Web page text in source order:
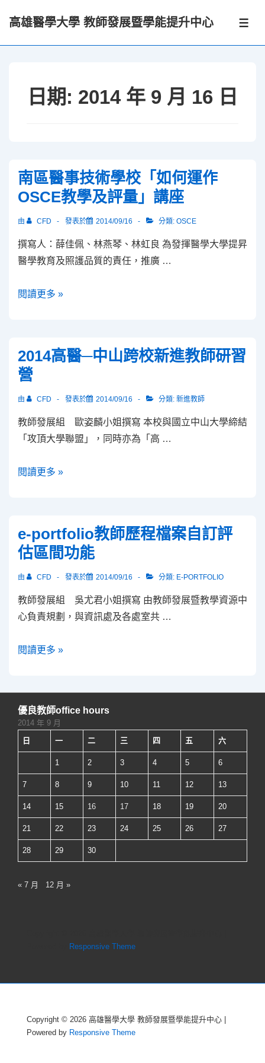
Skip高雄醫學大學 教師發展暨學能提升中心
選
日期: 2014 年 9 月 16 日
南區醫事技術學校「如何運作
OSCE教學及評量」講座
由 CFD 發表於 2014/09/16 分類: OSCE
撰寫人：薛佳佩、林燕琴、林虹良 為發揮醫學大學提昇
醫學教育及照護品質的責任，推廣 …
南
技
術
學
「如
何
作
及
評
量」
閱讀更多 »
2014高醫─中山跨校新進教師研習
營
由 CFD 發表於 2014/09/16 分類: 新進教師
教師發展組 歐姿麟小姐撰寫 本校與國立中山大學締結
「攻頂大學聯盟」，同時亦為「高 …
2014
中
山
跨
新
進
師
營
閱讀更多 »
e-portfolio教師歷程檔案自訂評
估區間功能
由 CFD 發表於 2014/09/16 分類: E-PORTFOLIO
教師發展組 吳尤君小姐撰寫 由教師發展暨教學資源中
心負責規劃，與資訊處及各處室共 …
e-
歷
程
自
訂
評
估
區
間
功
閱讀更多 »
優良教師office hours
2014 年 9 月
日
一 二 三 四 五 六
1 2 3 4 5 6
7 8 9 10 11 12 13
14 15 16 17 18 19 20
21 22 23 24 25 26 27
28 29 30
« 7 月 12 月 »
Responsive Theme
Copyright © 2026 高雄醫學大學 教師發展暨學能提升中心
Powered by Responsive Theme